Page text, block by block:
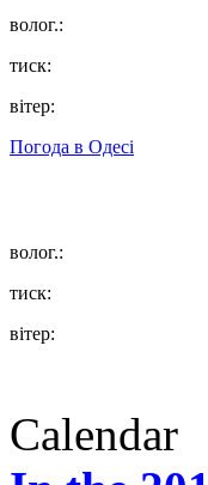
волог.:
тиск:
вітер:
Погода в Одесі
волог.:
тиск:
вітер:
Calendar